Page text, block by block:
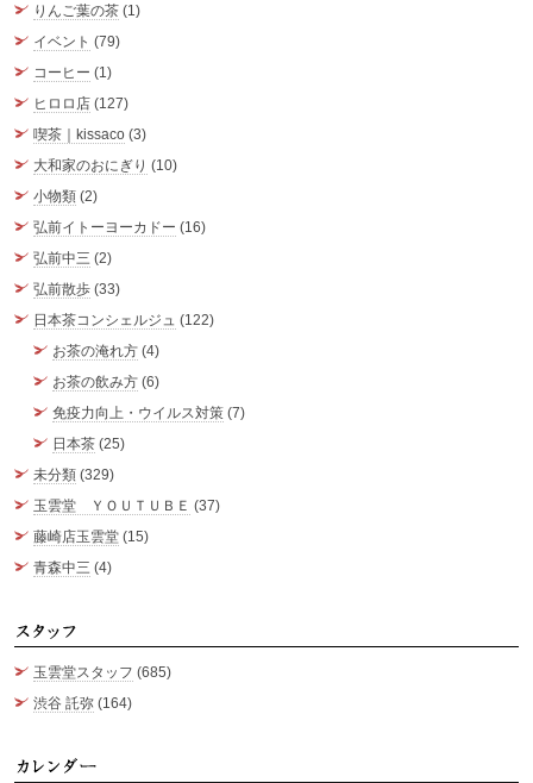
りんご葉の茶 (1)
イベント (79)
コーヒー (1)
ヒロロ店 (127)
喫茶｜kissaco (3)
大和家のおにぎり (10)
小物類 (2)
弘前イトーヨーカドー (16)
弘前中三 (2)
弘前散歩 (33)
日本茶コンシェルジュ (122)
お茶の淹れ方 (4)
お茶の飲み方 (6)
免疫力向上・ウイルス対策 (7)
日本茶 (25)
未分類 (329)
玉雲堂 ＹＯＵＴＵＢＥ (37)
藤崎店玉雲堂 (15)
青森中三 (4)
玉雲堂スタッフ (685)
渋谷 託弥 (164)